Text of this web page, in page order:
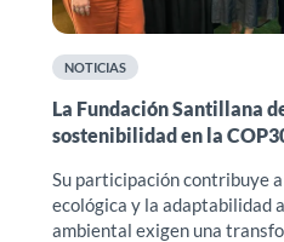
NOTICIAS
La Fundación Santillana
sostenibilidad en la
Su participación contribuye
ecológica y la adaptabilidad
ambiental exigen una